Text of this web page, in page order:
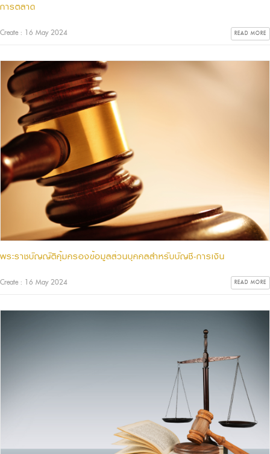
การตลาด
Create : 16 May 2024 READ MORE
พระราชบัญญัติคุ้มครองข้อมูลส่วนบุคคลสำหรับบัญชี-การเงิน
Create : 16 May 2024 READ MORE